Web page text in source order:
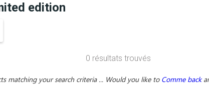
edition
0 résultats trouvés
matching your search criteria ... Would you like to Comme back